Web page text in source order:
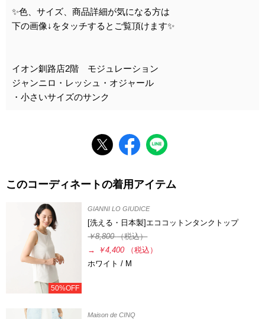
✨色、サイズ、商品詳細が気になる方は
下の画像↓をタッチするとご覧頂けます✨
イオン釧路店2階 モジュレーション
ジャンニロ・レッシュ・オジャール
・小さいサイズのサンク
このコーディネートの着用アイテム
50%OFF
GIANNI LO GIUDICE
[洗える・日本製]エココットンタンクトップ
￥8,800（税込）
→
￥4,400
（税込）
ホワイト / M
Maison de CINQ